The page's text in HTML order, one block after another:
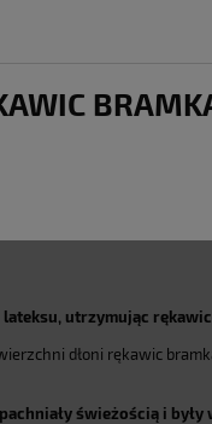
lateksu, utrzymując
dłoni rękawic
świeżością i